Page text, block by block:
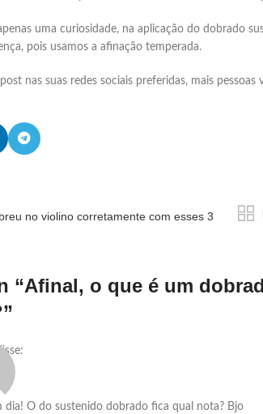
uma curiosidade, na aplicação do dobrado
pois usamos a afinação temperada.
nas suas redes sociais preferidas, mais
no violino corretamente com esses 3
“Afinal, o que é um
”
disse:
dia! O do sustenido dobrado fica qual nota? Bjo